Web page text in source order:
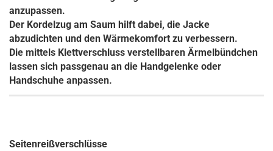
anzupassen.
Der Kordelzug am Saum hilft dabei, die Jacke
abzudichten und den Wärmekomfort zu verbessern.
Die mittels Klettverschluss verstellbaren Ärmelbündchen
lassen sich passgenau an die Handgelenke oder
Handschuhe anpassen.
Seitenreißverschlüsse